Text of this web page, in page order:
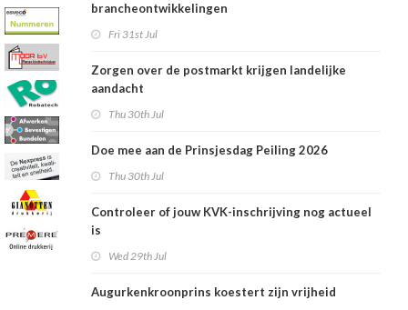
brancheontwikkelingen
Fri 31st Jul
Zorgen over de postmarkt krijgen landelijke
aandacht
Thu 30th Jul
Doe mee aan de Prinsjesdag Peiling 2026
Thu 30th Jul
Controleer of jouw KVK-inschrijving nog actueel
is
Wed 29th Jul
Augurkenkroonprins koestert zijn vrijheid